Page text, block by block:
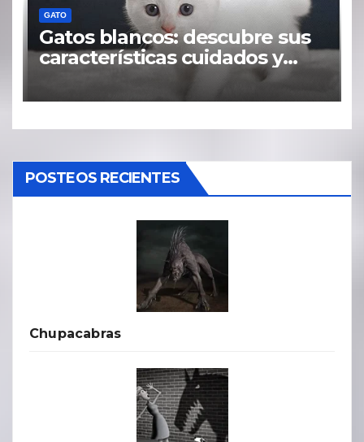
GATO
Gatos blancos: descubre sus
características cuidados y
curiosidades
POSTEOS RECIENTES
Chupacabras